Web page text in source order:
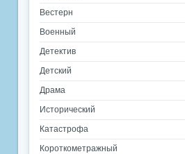
Вестерн
Военный
Детектив
Детский
Драма
Исторический
Катастрофа
Короткометражный